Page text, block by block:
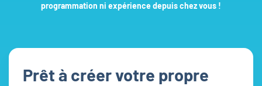
programmation ni expérience depuis chez vous !
Prêt à créer votre propre